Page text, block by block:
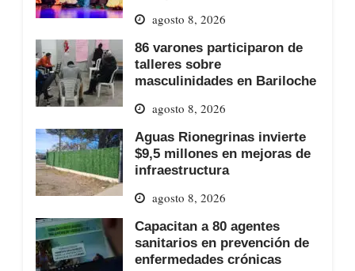
agosto 8, 2026
86 varones participaron de
talleres sobre
masculinidades en Bariloche
agosto 8, 2026
Aguas Rionegrinas invierte
$9,5 millones en mejoras de
infraestructura
agosto 8, 2026
Capacitan a 80 agentes
sanitarios en prevención de
enfermedades crónicas